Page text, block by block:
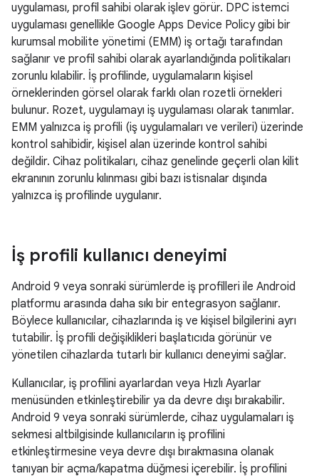
uygulaması, profil sahibi olarak işlev görür. DPC istemci
uygulaması genellikle Google Apps Device Policy gibi bir
kurumsal mobilite yönetimi (EMM) iş ortağı tarafından
sağlanır ve profil sahibi olarak ayarlandığında politikaları
zorunlu kılabilir. İş profilinde, uygulamaların kişisel
örneklerinden görsel olarak farklı olan rozetli örnekleri
bulunur. Rozet, uygulamayı iş uygulaması olarak tanımlar.
EMM yalnızca iş profili (iş uygulamaları ve verileri) üzerinde
kontrol sahibidir, kişisel alan üzerinde kontrol sahibi
değildir. Cihaz politikaları, cihaz genelinde geçerli olan kilit
ekranının zorunlu kılınması gibi bazı istisnalar dışında
yalnızca iş profilinde uygulanır.
İş profili kullanıcı deneyimi
Android 9 veya sonraki sürümlerde iş profilleri ile Android
platformu arasında daha sıkı bir entegrasyon sağlanır.
Böylece kullanıcılar, cihazlarında iş ve kişisel bilgilerini ayrı
tutabilir. İş profili değişiklikleri başlatıcıda görünür ve
yönetilen cihazlarda tutarlı bir kullanıcı deneyimi sağlar.
Kullanıcılar, iş profilini ayarlardan veya Hızlı Ayarlar
menüsünden etkinleştirebilir ya da devre dışı bırakabilir.
Android 9 veya sonraki sürümlerde, cihaz uygulamaları iş
sekmesi altbilgisinde kullanıcıların iş profilini
etkinleştirmesine veya devre dışı bırakmasına olanak
tanıyan bir açma/kapatma düğmesi içerebilir. İş profilini